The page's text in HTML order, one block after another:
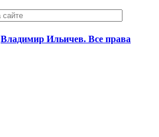
Владимир Ильичев. Все права